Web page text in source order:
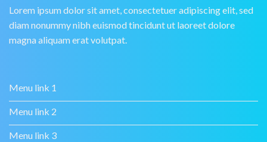
Lorem ipsum dolor sit amet, consectetuer adipiscing elit, sed
diam nonummy nibh euismod tincidunt ut laoreet dolore
magna aliquam erat volutpat.
Menu link 1
Menu link 2
Menu link 3